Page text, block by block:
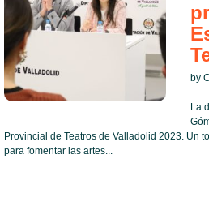
by
La
Provincial de Teatros de Valladolid 2023. Un
para fomentar las artes...